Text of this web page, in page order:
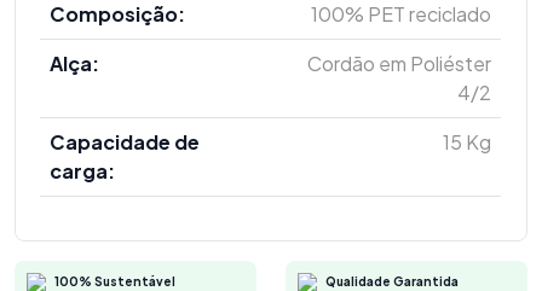
Composição:
100% PET reciclado
Alça:
Cordão em Poliéster
4/2
Capacidade de
carga:
15 Kg
100% Sustentável Qualidade Garantida